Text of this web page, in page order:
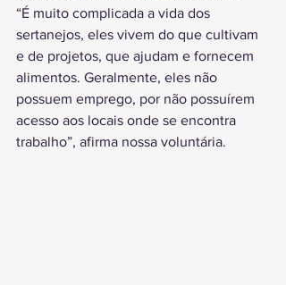
“É muito complicada a vida dos
sertanejos, eles vivem do que cultivam
e de projetos, que ajudam e fornecem
alimentos. Geralmente, eles não
possuem emprego, por não possuírem
acesso aos locais onde se encontra
trabalho”, afirma nossa voluntária.